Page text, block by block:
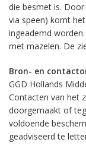
die besmet is.
via speen) komt
ingeademd
met mazelen. De
Bron- en
GGD Hollands
Contacten van het
doorgemaakt of
voldoende
geadviseerd te